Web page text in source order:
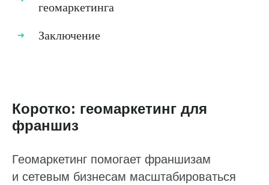
геомаркетинга
Заключение
Коротко: геомаркетинг для
франшиз
Геомаркетинг помогает франшизам
и сетевым бизнесам масштабироваться